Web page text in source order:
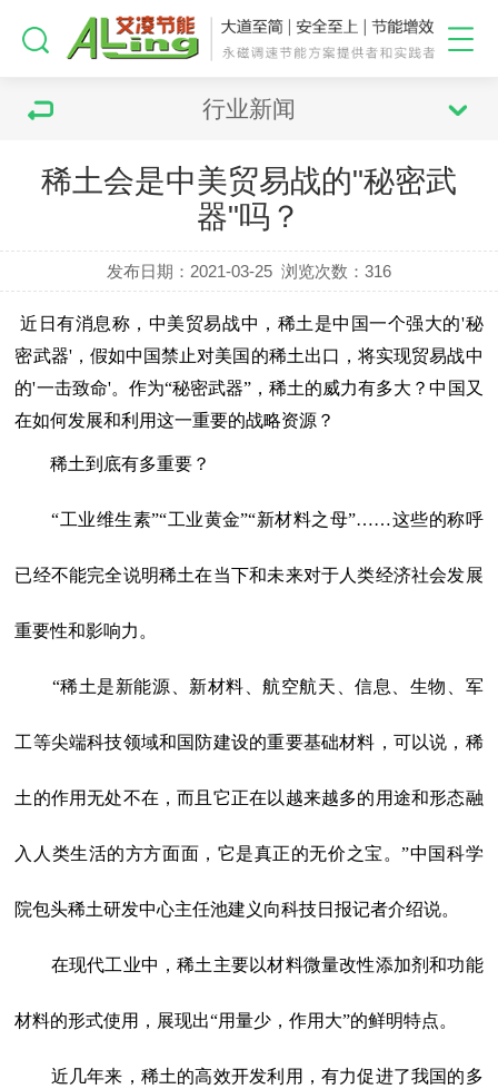
行业新闻
稀土会是中美贸易战的"秘密武
器"吗？
发布日期：2021-03-25 浏览次数：316
近日有消息称，中美贸易战中，稀土是中国一个强大的'秘
密武器'，假如中国禁止对美国的稀土出口，将实现贸易战中
的'一击致命'。作为“秘密武器”，稀土的威力有多大？中国又
在如何发展和利用这一重要的战略资源？
稀土到底有多重要？
“工业维生素”“工业黄金”“新材料之母”……这些的称呼
已经不能完全说明稀土在当下和未来对于人类经济社会发展
重要性和影响力。
“稀土是新能源、新材料、航空航天、信息、生物、军
工等尖端科技领域和国防建设的重要基础材料，可以说，稀
土的作用无处不在，而且它正在以越来越多的用途和形态融
入人类生活的方方面面，它是真正的无价之宝。”中国科学
院包头稀土研发中心主任池建义向科技日报记者介绍说。
在现代工业中，稀土主要以材料微量改性添加剂和功能
材料的形式使用，展现出“用量少，作用大”的鲜明特点。
近几年来，稀土的高效开发利用，有力促进了我国的多